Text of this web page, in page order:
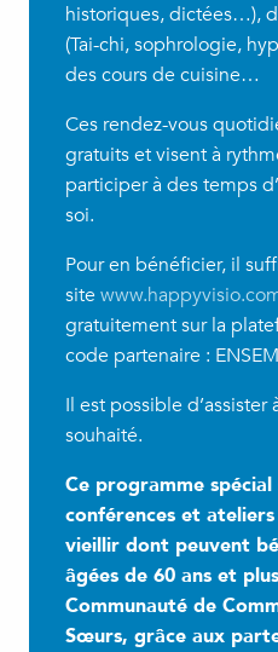
historiques, dictées…),
(Tai-chi, sophrologie,
des cours de cuisine…
Ces rendez-vous
gratuits et visent à
participer à des temps
soi.
Pour en bénéficier, il
site
gratuitement sur la
code partenaire :
Il est possible d’assister
souhaité.
Ce programme spécial
conférences et
vieillir dont peuvent
âgées de 60 ans et
Communauté de
Sœurs, grâce aux